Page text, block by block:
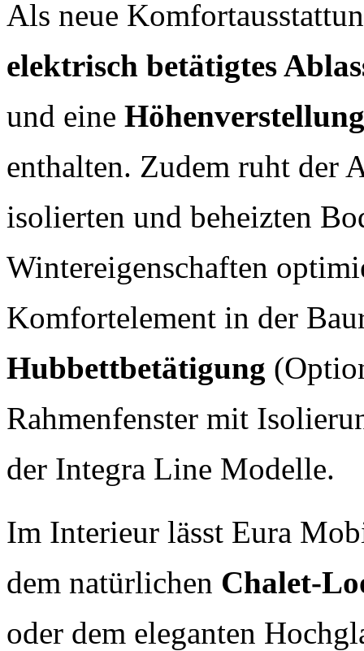
Als neue
elektrisch betätigtes
und eine
enthalten. Zudem ruht der
isolierten und beheizten
Wintereigenschaften
Komfortelement in der
Hubbettbetätigung
Rahmenfenster mit
der Integra Line Modelle.
Im Interieur lässt Eura
dem natürlichen Chalet-
oder dem eleganten